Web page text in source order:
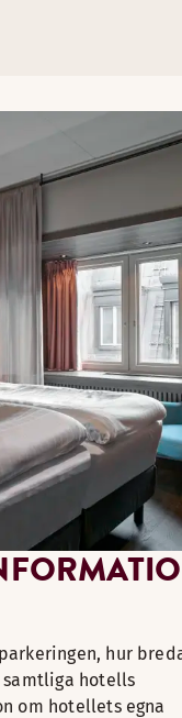
hur
samtliga hotells
om hotellets egna
väcker vid
används vid
på begäran
hotell utan
på våra